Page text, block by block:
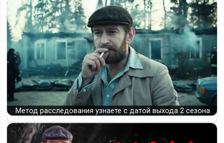
Метод расследования узнаете с датой выхода 2 сезона